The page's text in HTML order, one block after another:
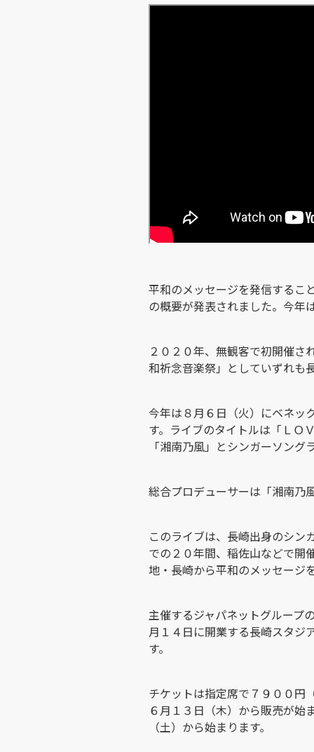
平和のメッセージを発信するこ
の概要が発表されました。今年
２０２０年、無観客で初開催さ
和祈念音楽祭」としていずれも
今年は８月６日（火）にベネッ
す。ライブのタイトルは「Ｌ
「湘南乃風」とシンガーソン
総合プロデューサーは「湘南乃
このライブは、長崎出身のシン
での２０年間、稲佐山などで開
地・長崎から平和のメッセージ
主催するジャパネットグループ
月１４日に開業する長崎スタジ
す。
チケットは指定席で７９００円
６月１３日（木）から販売が始
（土）から始まります。